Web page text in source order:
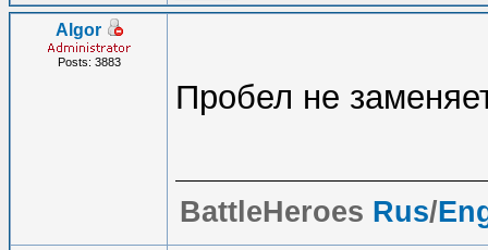
Algor
Posts: 3883
Пробел не
BattleHeroes Rus/